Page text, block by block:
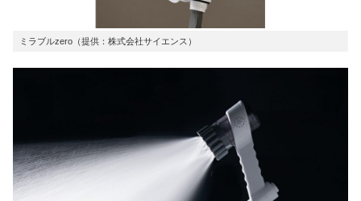
ミラブルzero（提供：株式会社サイエンス）